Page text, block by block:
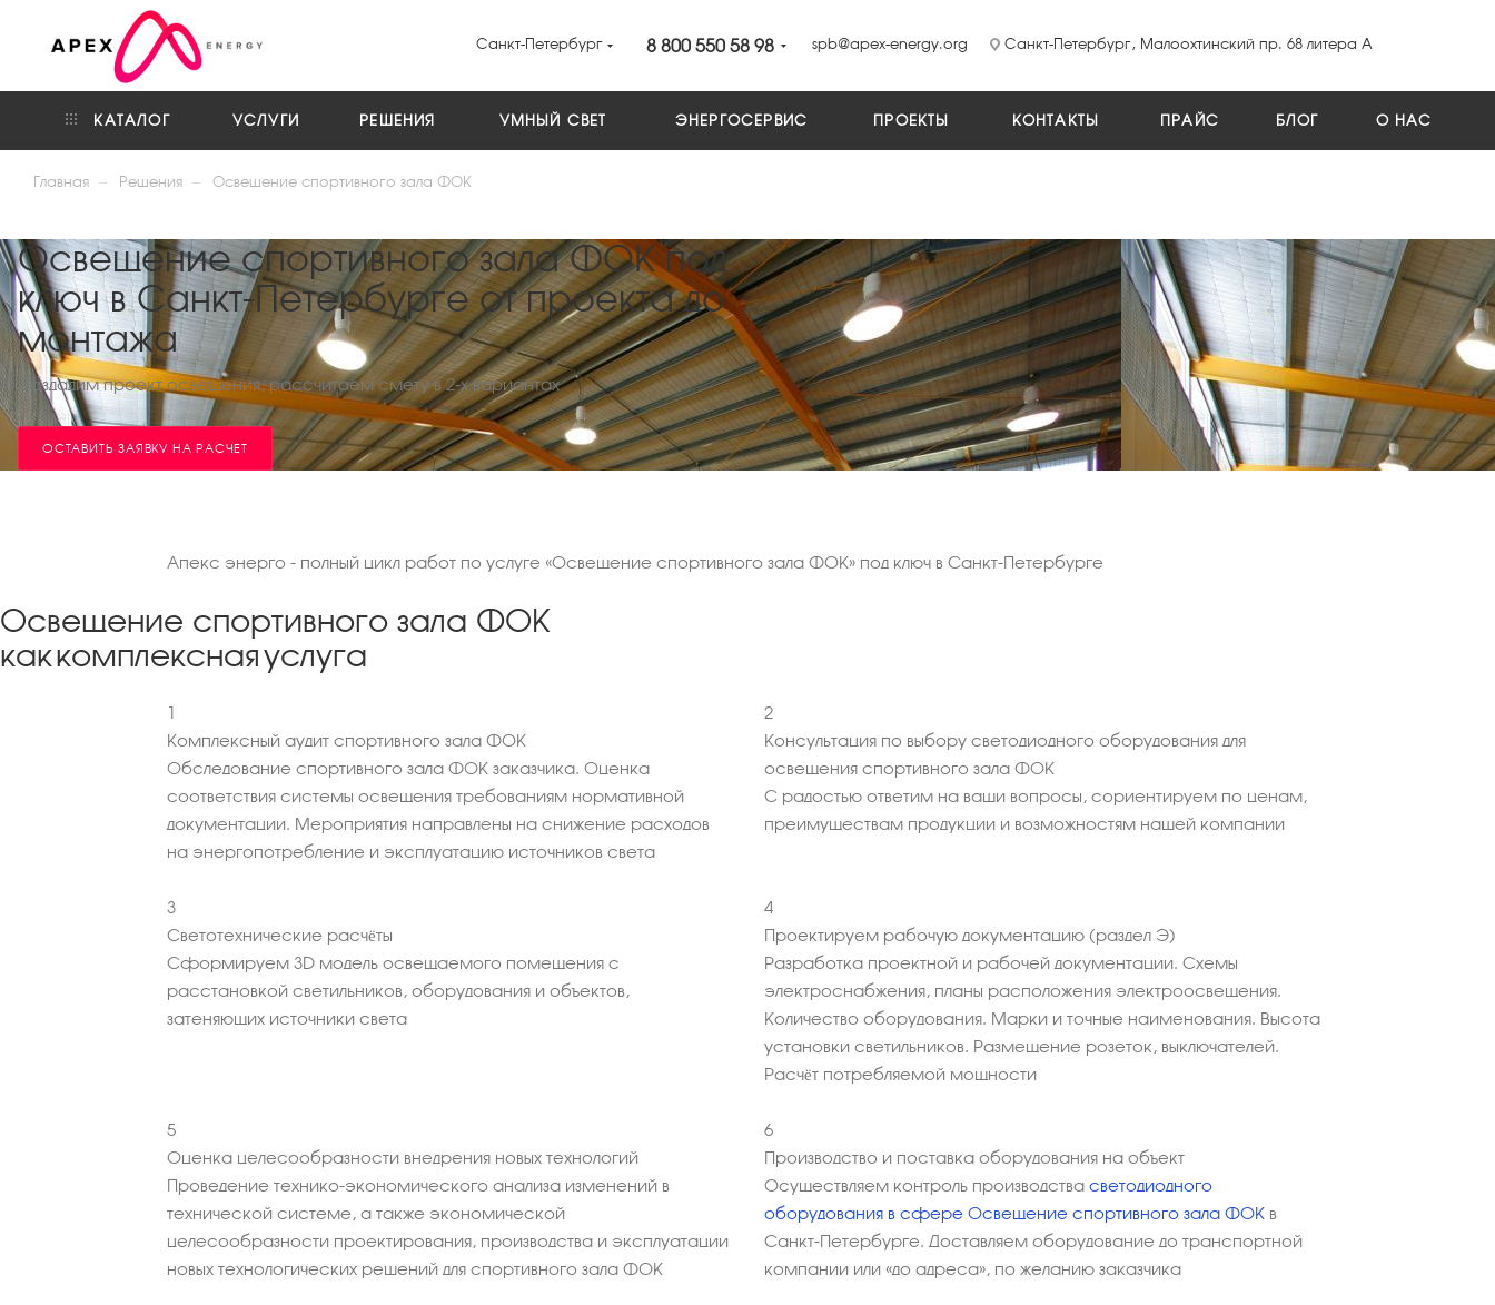
Санкт-Петербург 8 800 550 58 98 spb@apex-energy.org Санкт-Петербург, Малоохтинский пр. 68 литера А
КАТАЛОГ УСЛУГИ РЕШЕНИЯ УМНЫЙ СВЕТ ЭНЕРГОСЕРВИС ПРОЕКТЫ КОНТАКТЫ ПРАЙС БЛОГ О НАС
Главная — Решения — Освещение спортивного зала ФОК
Освещение спортивного зала ФОК под
ключ в Санкт-Петербурге от проекта до
монтажа
Создадим проект освещения, рассчитаем смету в 2-х вариантах
ОСТАВИТЬ ЗАЯВКУ НА РАСЧЕТ
Апекс энерго - полный цикл работ по услуге «Освещение спортивного зала ФОК» под ключ в Санкт-Петербурге
Освещение спортивного зала ФОК
как комплексная услуга
1
Комплексный аудит спортивного зала ФОК
Обследование спортивного зала ФОК заказчика. Оценка
соответствия системы освещения требованиям нормативной
документации. Мероприятия направлены на снижение расходов
на энергопотребление и эксплуатацию источников света
2
Консультация по выбору светодиодного оборудования для
освещения спортивного зала ФОК
С радостью ответим на ваши вопросы, сориентируем по ценам,
преимуществам продукции и возможностям нашей компании
3
Светотехнические расчёты
Сформируем 3D модель освещаемого помещения с
расстановкой светильников, оборудования и объектов,
затеняющих источники света
4
Проектируем рабочую документацию (раздел Э)
Разработка проектной и рабочей документации. Схемы
электроснабжения, планы расположения электроосвещения.
Количество оборудования. Марки и точные наименования. Высота
установки светильников. Размещение розеток, выключателей.
Расчёт потребляемой мощности
5
Оценка целесообразности внедрения новых технологий
Проведение технико-экономического анализа изменений в
технической системе, а также экономической
целесообразности проектирования, производства и эксплуатации
новых технологических решений для спортивного зала ФОК
6
Производство и поставка оборудования на объект
Осуществляем контроль производства светодиодного
оборудования в сфере Освещение спортивного зала ФОК в
Санкт-Петербурге. Доставляем оборудование до транспортной
компании или «до адреса», по желанию заказчика